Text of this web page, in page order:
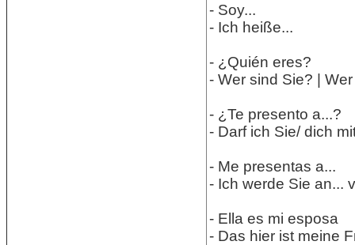
- Soy...
- Ich heiße...
- ¿Quién eres?
- Wer sind Sie? |
- ¿Te presento a...?
- Darf ich Sie/ dich
- Me presentas a...
- Ich werde Sie an...
- Ella es mi esposa
- Das hier ist meine